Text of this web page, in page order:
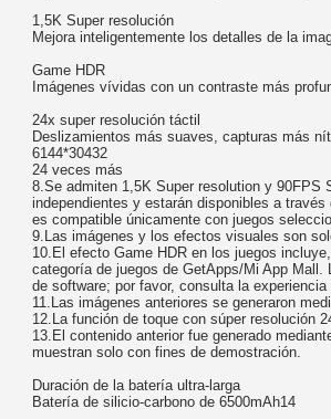
1,5K Super resolución
Mejora inteligentemente los detalles de la
Game HDR
Imágenes vívidas con un contraste más
24x super resolución táctil
Deslizamientos más suaves, capturas más
6144*30432
24 veces más
8.Se admiten 1,5K Super resolution y 90FPS
independientes y estarán disponibles a
es compatible únicamente con juegos
9.Las imágenes y los efectos visuales son
10.El efecto Game HDR en los juegos
categoría de juegos de GetApps/Mi App
de software; por favor, consulta la experiencia
11.Las imágenes anteriores se generaron
12.La función de toque con súper resolución
13.El contenido anterior fue generado
muestran solo con fines de demostración.
Duración de la batería ultra-larga
Batería de silicio-carbono de 6500mAh14